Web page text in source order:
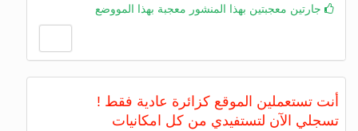
جارتين معجبتين بهذا المنشور معجبة بهذا المووضع
أنت تستعملين الموقع كزائرة عادية فقط !
تسجلي الآن لتستفيدي من كل امكانيات